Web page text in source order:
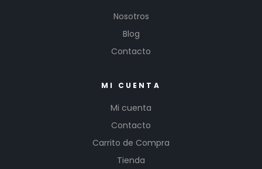
Nosotros
Blog
Contacto
MI CUENTA
Mi cuenta
Contacto
Carrito de Compra
Tienda